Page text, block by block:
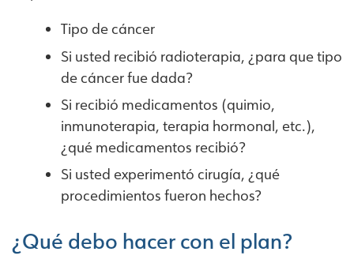
Tipo de cáncer
Si usted recibió radioterapia, ¿para que tipo
de cáncer fue dada?
Si recibió medicamentos (quimio,
inmunoterapia, terapia hormonal, etc.),
¿qué medicamentos recibió?
Si usted experimentó cirugía, ¿qué
procedimientos fueron hechos?
¿Qué debo hacer con el plan?